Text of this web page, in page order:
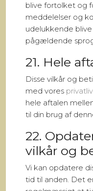
blive fortolket og
meddelelser og
udelukkende
pågældende
21. Hele
Disse vilkår og
med vores
hele aftalen
til din brug af
22.
vilkår og
Vi kan opdatere
tid til anden. Det